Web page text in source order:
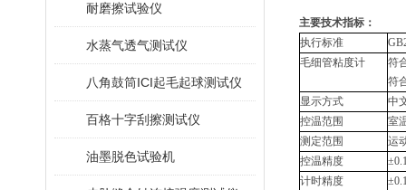
耐磨擦试验仪
水蒸气透气测试仪
八角鼓筒ICI起毛起球测试仪
百格十字刮擦测试仪
油墨脱色试验机
主要技术指标：
执行标准
毛细管粘度计
符
符
显示方式
中
控温范围
室
测定范围
运
控温精度
计时精度